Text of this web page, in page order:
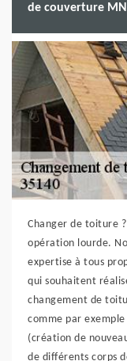
de couverture
Changer de toiture ?
opération lourde.
expertise à tous
qui souhaitent
changement de
comme par
(création de
de différents corps